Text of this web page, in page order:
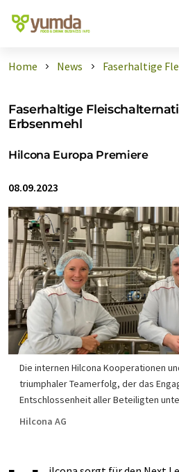
Home News Faserhaltige
Faserhaltige
Erbsenmehl
Hilcona Europa Premiere
08.09.2023
Die internen Hilcona Kooperationen
triumphaler Teamerfolg, der das
Entschlossenheit aller Beteiligten
Hilcona AG